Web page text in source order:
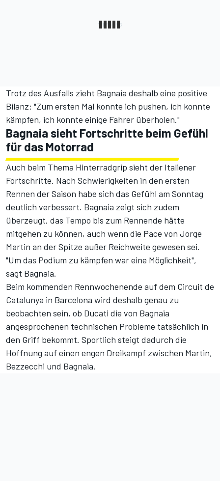
Trotz des Ausfalls zieht Bagnaia deshalb eine positive
Bilanz: "Zum ersten Mal konnte ich pushen, ich konnte
kämpfen, ich konnte einige Fahrer überholen."
Bagnaia sieht Fortschritte beim Gefühl
für das Motorrad
Auch beim Thema Hinterradgrip sieht der Italiener
Fortschritte. Nach Schwierigkeiten in den ersten
Rennen der Saison habe sich das Gefühl am Sonntag
deutlich verbessert. Bagnaia zeigt sich zudem
überzeugt, das Tempo bis zum Rennende hätte
mitgehen zu können, auch wenn die Pace von Jorge
Martin an der Spitze außer Reichweite gewesen sei.
"Um das Podium zu kämpfen war eine Möglichkeit",
sagt Bagnaia.
Beim kommenden Rennwochenende auf dem Circuit de
Catalunya in Barcelona wird deshalb genau zu
beobachten sein, ob Ducati die von Bagnaia
angesprochenen technischen Probleme tatsächlich in
den Griff bekommt. Sportlich steigt dadurch die
Hoffnung auf einen engen Dreikampf zwischen Martin,
Bezzecchi und Bagnaia.